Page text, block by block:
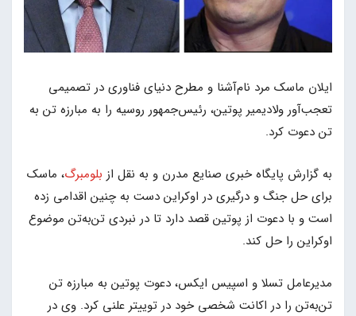
ایلان ماسک مرد نام‌آشنا و مطرح دنیای فناوری در تصمیمی
تعجب‌آور ولادیمیر پوتین، رئیس‌جمهور روسیه را به مبارزه تن به
تن دعوت کرد.
به گزارش پایگاه خبری صنایع مدرن و به نقل از بلومبرگ، ماسک
برای حل جنگ و درگیری در اوکراین دست به چنین اقدامی زده
است و با دعوت از پوتین قصد دارد تا در نبردی تن‌به‌تن موضوع
اوکراین را حل کند.
مدیرعامل تسلا و اسپیس ایکس، دعوت پوتین به مبارزه تن
تن‌به‌تن را در اکانت شخصی خود در توییتر علنی کرد. وی در